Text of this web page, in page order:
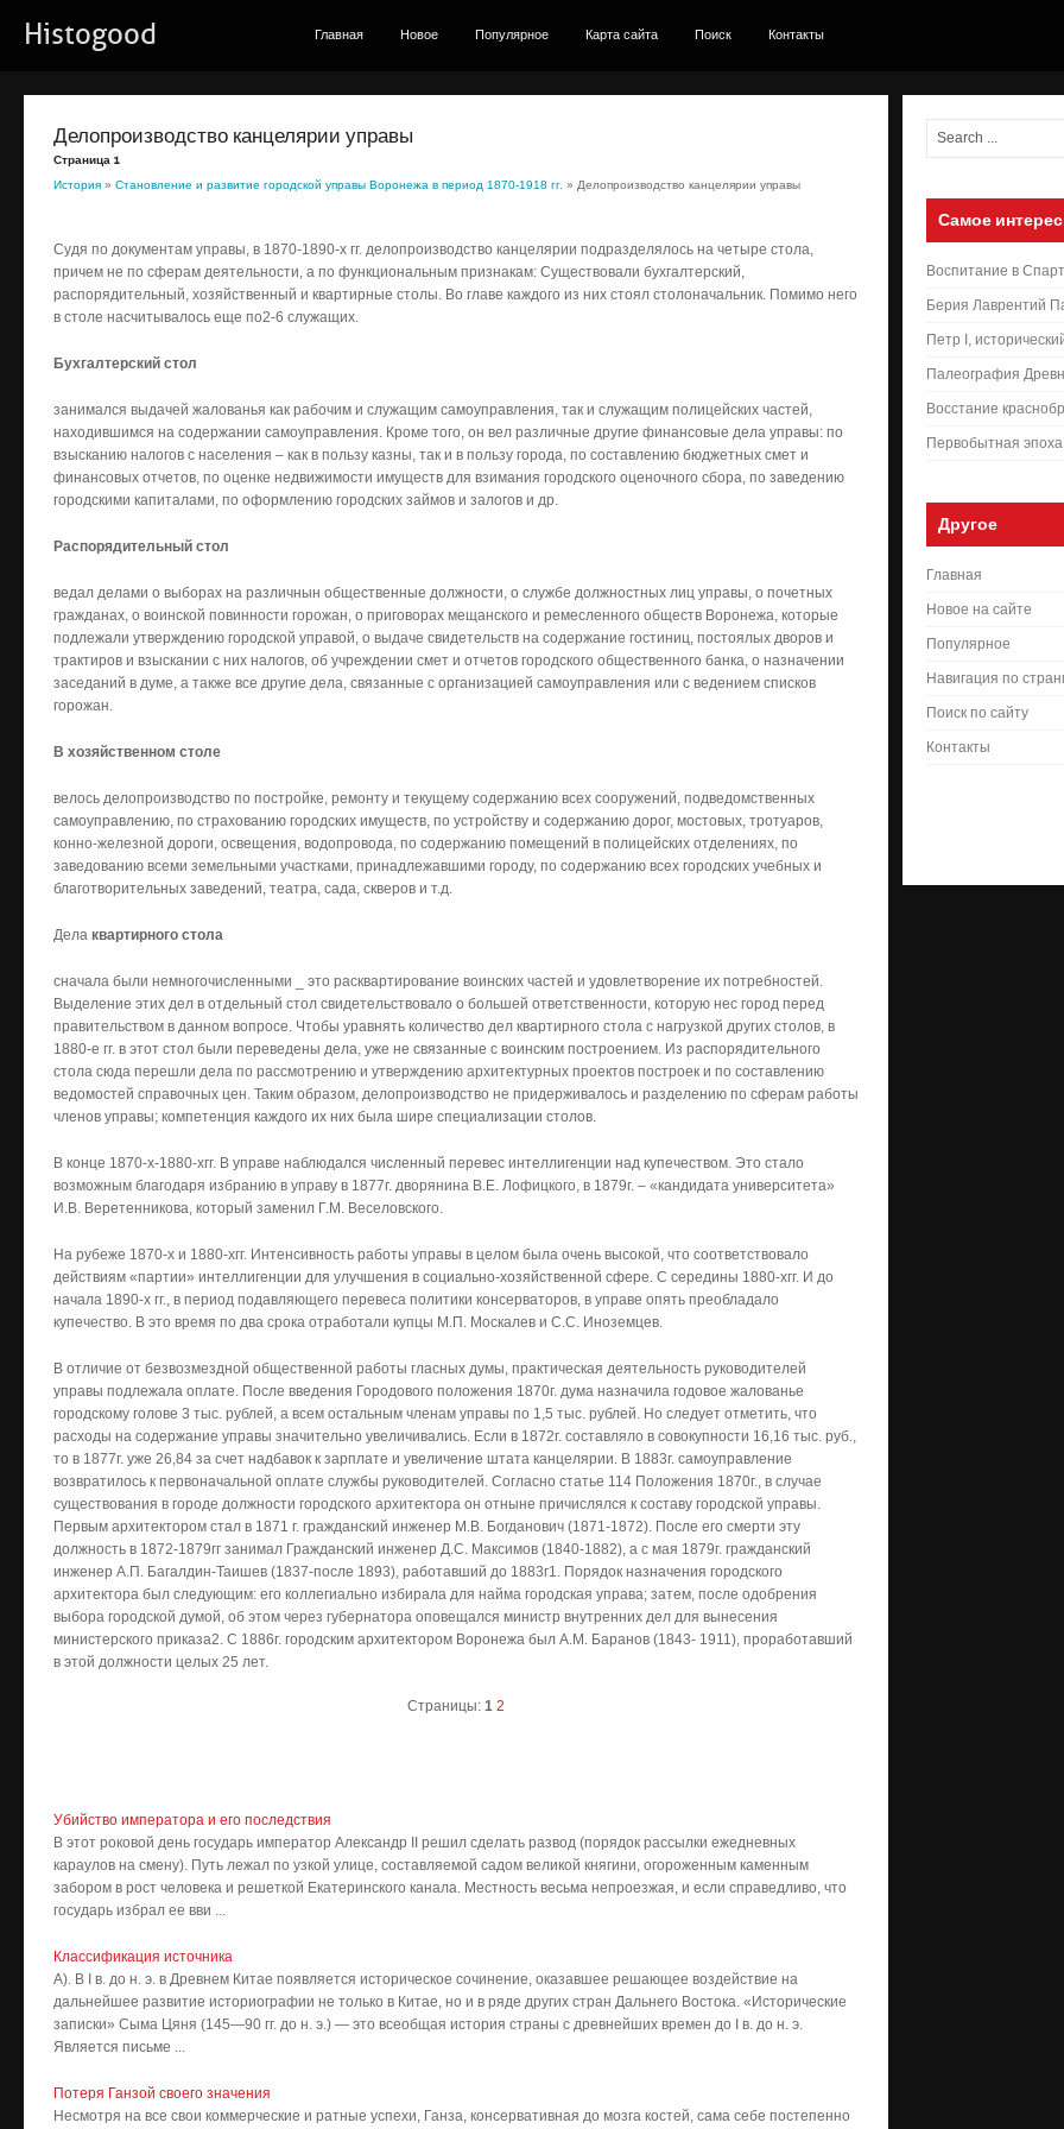
Histogood Главная Новое Популярное Карта сайта Поиск Контакты
Делопроизводство канцелярии управы
Страница 1
История » Становление и развитие городской управы Воронежа в период 1870-1918 гг. » Делопроизводство канцелярии управы
Судя по документам управы, в 1870-1890-х гг. делопроизводство канцелярии подразделялось на четыре стола,
причем не по сферам деятельности, а по функциональным признакам: Существовали бухгалтерский,
распорядительный, хозяйственный и квартирные столы. Во главе каждого из них стоял столоначальник. Помимо него
в столе насчитывалось еще по2-6 служащих.
Бухгалтерский стол
занимался выдачей жалованья как рабочим и служащим самоуправления, так и служащим полицейских частей,
находившимся на содержании самоуправления. Кроме того, он вел различные другие финансовые дела управы: по
взысканию налогов с населения – как в пользу казны, так и в пользу города, по составлению бюджетных смет и
финансовых отчетов, по оценке недвижимости имуществ для взимания городского оценочного сбора, по заведению
городскими капиталами, по оформлению городских займов и залогов и др.
Распорядительный стол
ведал делами о выборах на различнын общественные должности, о службе должностных лиц управы, о почетных
гражданах, о воинской повинности горожан, о приговорах мещанского и ремесленного обществ Воронежа, которые
подлежали утверждению городской управой, о выдаче свидетельств на содержание гостиниц, постоялых дворов и
трактиров и взыскании с них налогов, об учреждении смет и отчетов городского общественного банка, о назначении
заседаний в думе, а также все другие дела, связанные с организацией самоуправления или с ведением списков
горожан.
В хозяйственном столе
велось делопроизводство по постройке, ремонту и текущему содержанию всех сооружений, подведомственных
самоуправлению, по страхованию городских имуществ, по устройству и содержанию дорог, мостовых, тротуаров,
конно-железной дороги, освещения, водопровода, по содержанию помещений в полицейских отделениях, по
заведованию всеми земельными участками, принадлежавшими городу, по содержанию всех городских учебных и
благотворительных заведений, театра, сада, скверов и т.д.
Дела квартирного стола
сначала были немногочисленными _ это расквартирование воинских частей и удовлетворение их потребностей.
Выделение этих дел в отдельный стол свидетельствовало о большей ответственности, которую нес город перед
правительством в данном вопросе. Чтобы уравнять количество дел квартирного стола с нагрузкой других столов, в
1880-е гг. в этот стол были переведены дела, уже не связанные с воинским построением. Из распорядительного
стола сюда перешли дела по рассмотрению и утверждению архитектурных проектов построек и по составлению
ведомостей справочных цен. Таким образом, делопроизводство не придерживалось и разделению по сферам работы
членов управы; компетенция каждого их них была шире специализации столов.
В конце 1870-х-1880-хгг. В управе наблюдался численный перевес интеллигенции над купечеством. Это стало
возможным благодаря избранию в управу в 1877г. дворянина В.Е. Лофицкого, в 1879г. – «кандидата университета»
И.В. Веретенникова, который заменил Г.М. Веселовского.
На рубеже 1870-х и 1880-хгг. Интенсивность работы управы в целом была очень высокой, что соответствовало
действиям «партии» интеллигенции для улучшения в социально-хозяйственной сфере. С середины 1880-хгг. И до
начала 1890-х гг., в период подавляющего перевеса политики консерваторов, в управе опять преобладало
купечество. В это время по два срока отработали купцы М.П. Москалев и С.С. Иноземцев.
В отличие от безвозмездной общественной работы гласных думы, практическая деятельность руководителей
управы подлежала оплате. После введения Городового положения 1870г. дума назначила годовое жалованье
городскому голове 3 тыс. рублей, а всем остальным членам управы по 1,5 тыс. рублей. Но следует отметить, что
расходы на содержание управы значительно увеличивались. Если в 1872г. составляло в совокупности 16,16 тыс. руб.,
то в 1877г. уже 26,84 за счет надбавок к зарплате и увеличение штата канцелярии. В 1883г. самоуправление
возвратилось к первоначальной оплате службы руководителей. Согласно статье 114 Положения 1870г., в случае
существования в городе должности городского архитектора он отныне причислялся к составу городской управы.
Первым архитектором стал в 1871 г. гражданский инженер М.В. Богданович (1871-1872). После его смерти эту
должность в 1872-1879гг занимал Гражданский инженер Д.С. Максимов (1840-1882), а с мая 1879г. гражданский
инженер А.П. Багалдин-Таишев (1837-после 1893), работавший до 1883г1. Порядок назначения городского
архитектора был следующим: его коллегиально избирала для найма городская управа; затем, после одобрения
выбора городской думой, об этом через губернатора оповещался министр внутренних дел для вынесения
министерского приказа2. С 1886г. городским архитектором Воронежа был А.М. Баранов (1843- 1911), проработавший
в этой должности целых 25 лет.
Страницы: 1 2
Убийство императора и его последствия
В этот роковой день государь император Александр II решил сделать развод (порядок рассылки ежедневных
караулов на смену). Путь лежал по узкой улице, составляемой садом великой княгини, огороженным каменным
забором в рост человека и решеткой Екатеринского канала. Местность весьма непроезжая, и если справедливо, что
государь избрал ее вви ...
Классификация источника
А). В I в. до н. э. в Древнем Китае появляется историческое сочинение, оказавшее решающее воздействие на
дальнейшее развитие историографии не только в Китае, но и в ряде других стран Дальнего Востока. «Исторические
записки» Сыма Цяня (145—90 гг. до н. э.) — это всеобщая история страны с древнейших времен до I в. до н. э.
Является письме ...
Потеря Ганзой своего значения
Несмотря на все свои коммерческие и ратные успехи, Ганза, консервативная до мозга костей, сама себе постепенно
Самое
Воспитание в
Берия Лаврентий
Петр I,
Палеография
Восстание
Первобытная
Другое
Главная
Новое на сайте
Популярное
Навигация по
Поиск по сайту
Контакты